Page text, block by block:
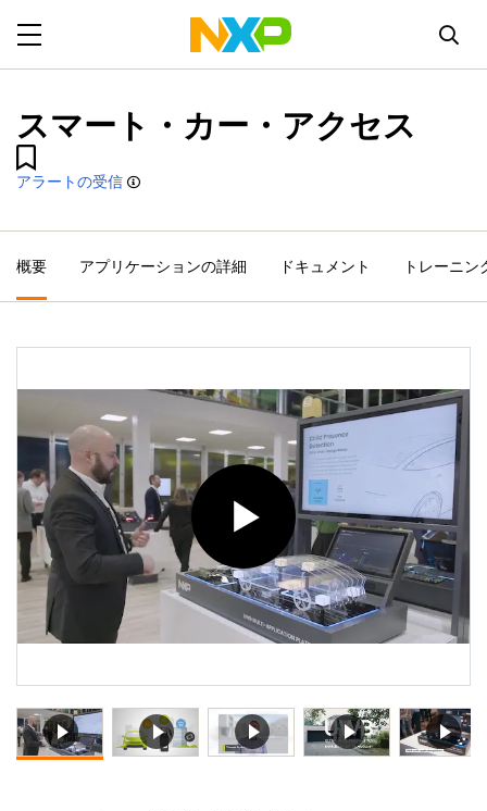
スマート・カー・アクセス
アラートの受信
概要 アプリケーションの詳細 ドキュメント トレーニン